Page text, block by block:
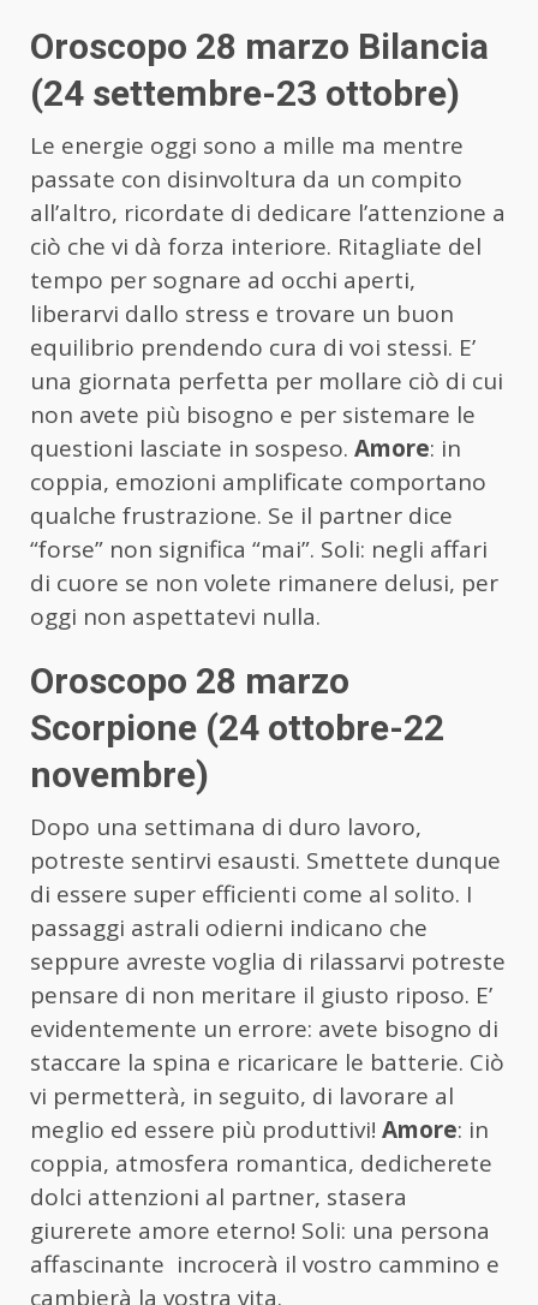
Oroscopo 28 marzo Bilancia
(24 settembre-23 ottobre)
Le energie oggi sono a mille ma mentre
passate con disinvoltura da un compito
all’altro, ricordate di dedicare l’attenzione a
ciò che vi dà forza interiore. Ritagliate del
tempo per sognare ad occhi aperti,
liberarvi dallo stress e trovare un buon
equilibrio prendendo cura di voi stessi. E’
una giornata perfetta per mollare ciò di cui
non avete più bisogno e per sistemare le
questioni lasciate in sospeso. Amore: in
coppia, emozioni amplificate comportano
qualche frustrazione. Se il partner dice
“forse” non significa “mai”. Soli: negli affari
di cuore se non volete rimanere delusi, per
oggi non aspettatevi nulla.
Oroscopo 28 marzo
Scorpione (24 ottobre-22
novembre)
Dopo una settimana di duro lavoro,
potreste sentirvi esausti. Smettete dunque
di essere super efficienti come al solito. I
passaggi astrali odierni indicano che
seppure avreste voglia di rilassarvi potreste
pensare di non meritare il giusto riposo. E’
evidentemente un errore: avete bisogno di
staccare la spina e ricaricare le batterie. Ciò
vi permetterà, in seguito, di lavorare al
meglio ed essere più produttivi! Amore: in
coppia, atmosfera romantica, dedicherete
dolci attenzioni al partner, stasera
giurerete amore eterno! Soli: una persona
affascinante incrocerà il vostro cammino e
cambierà la vostra vita.